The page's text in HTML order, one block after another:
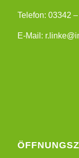
Telefon: 03342
E-Mail: